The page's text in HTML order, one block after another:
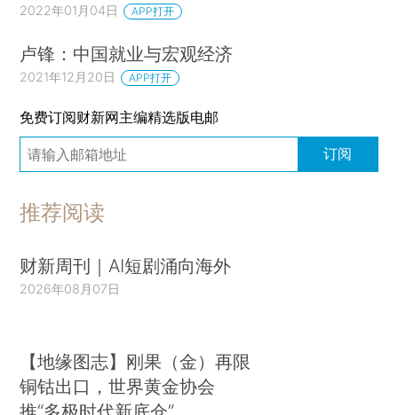
2022年01月04日 APP打开
卢锋：中国就业与宏观经济
2021年12月20日 APP打开
免费订阅财新网主编精选版电邮
订阅
推荐阅读
财新周刊｜AI短剧涌向海外
2026年08月07日
【地缘图志】刚果（金）再限
铜钴出口，世界黄金协会
推“多极时代新底仓”